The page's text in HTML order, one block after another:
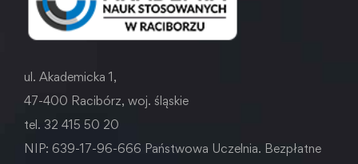
ul. Akademicka 1,
47-400 Racibórz, woj. śląskie
tel. 32 415 50 20
NIP: 639-17-96-666 Państwowa Uczelnia. Bezpłatne